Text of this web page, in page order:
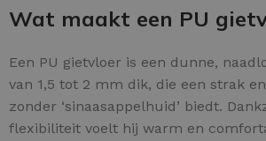
Wat maakt een PU
Een PU gietvloer is een dunne,
van 1,5 tot 2 mm dik, die een strak
zonder ‘sinaasappelhuid’ biedt.
flexibiliteit voelt hij warm en